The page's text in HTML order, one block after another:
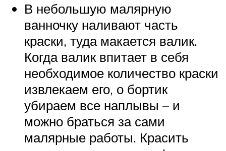
В небольшую малярную
ванночку наливают часть
краски, туда макается валик.
Когда валик впитает в себя
необходимое количество краски
извлекаем его, о бортик
убираем все наплывы – и
можно браться за сами
малярные работы. Красить